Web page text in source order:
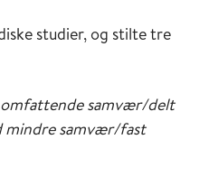
studier, og stilte tre
omfattende samvær/delt
mindre samvær/fast